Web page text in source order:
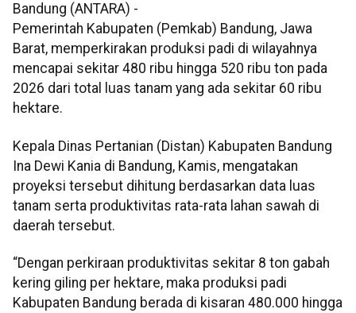
Bandung (ANTARA) -
Pemerintah Kabupaten (Pemkab) Bandung, Jawa
Barat, memperkirakan produksi padi di wilayahnya
mencapai sekitar 480 ribu hingga 520 ribu ton pada
2026 dari total luas tanam yang ada sekitar 60 ribu
hektare.
Kepala Dinas Pertanian (Distan) Kabupaten Bandung
Ina Dewi Kania di Bandung, Kamis, mengatakan
proyeksi tersebut dihitung berdasarkan data luas
tanam serta produktivitas rata-rata lahan sawah di
daerah tersebut.
“Dengan perkiraan produktivitas sekitar 8 ton gabah
kering giling per hektare, maka produksi padi
Kabupaten Bandung berada di kisaran 480.000 hingga